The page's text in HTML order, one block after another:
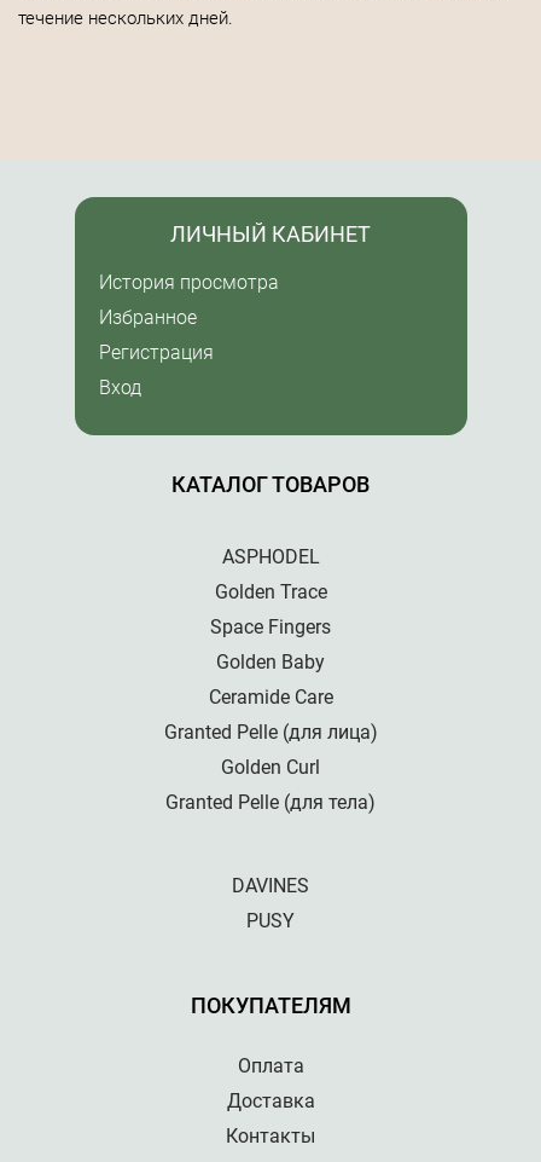
течение нескольких дней.
КАТАЛОГ ТОВАРОВ
ASPHODEL
Golden Trace
Space Fingers
Golden Baby
Ceramide Care
Granted Pelle (для лица)
Golden Curl
Granted Pelle (для тела)
DAVINES
PUSY
ПОКУПАТЕЛЯМ
Оплата
Доставка
Контакты
ЛИЧНЫЙ КАБИНЕТ
История просмотра
Избранное
Регистрация
Вход